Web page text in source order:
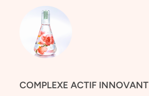
COMPLEXE ACTIF INNOVANT